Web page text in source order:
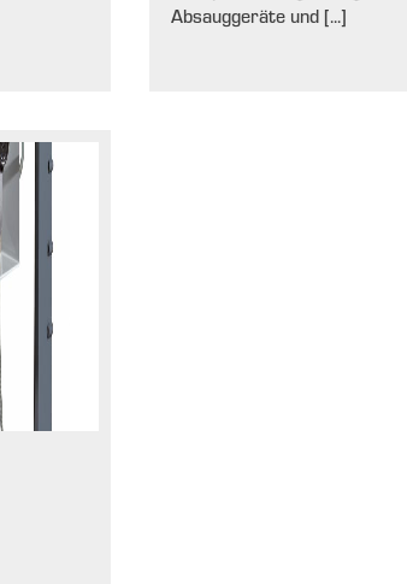
Absauggeräte und [...]